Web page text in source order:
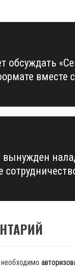
обсуждать
вместе
вынужден